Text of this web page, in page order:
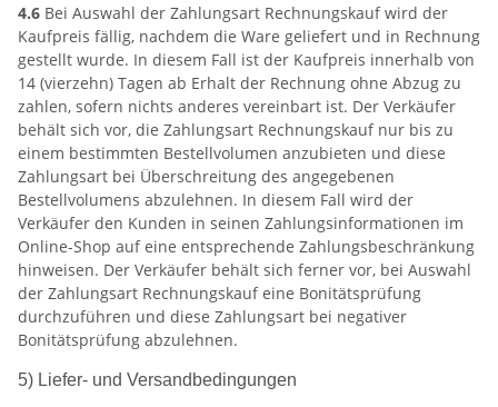
4.6 Bei Auswahl der Zahlungsart Rechnungskauf wird der
Kaufpreis fällig, nachdem die Ware geliefert und in Rechnung
gestellt wurde. In diesem Fall ist der Kaufpreis innerhalb von
14 (vierzehn) Tagen ab Erhalt der Rechnung ohne Abzug zu
zahlen, sofern nichts anderes vereinbart ist. Der Verkäufer
behält sich vor, die Zahlungsart Rechnungskauf nur bis zu
einem bestimmten Bestellvolumen anzubieten und diese
Zahlungsart bei Überschreitung des angegebenen
Bestellvolumens abzulehnen. In diesem Fall wird der
Verkäufer den Kunden in seinen Zahlungsinformationen im
Online-Shop auf eine entsprechende Zahlungsbeschränkung
hinweisen. Der Verkäufer behält sich ferner vor, bei Auswahl
der Zahlungsart Rechnungskauf eine Bonitätsprüfung
durchzuführen und diese Zahlungsart bei negativer
Bonitätsprüfung abzulehnen.
5) Liefer- und Versandbedingungen